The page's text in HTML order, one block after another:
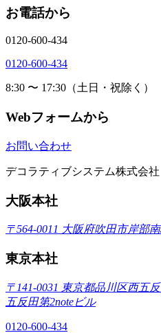
お電話から
0120-600-434
0120-600-434
8:30 〜 17:30（土日・祝除く）
Webフォームから
お問い合わせ
デコラティブシステム株式会社
大阪本社
〒564-0011 大阪府吹田市岸部
東京本社
〒141-0031 東京都品川区西五
五反田第2noteビル
0120-600-434